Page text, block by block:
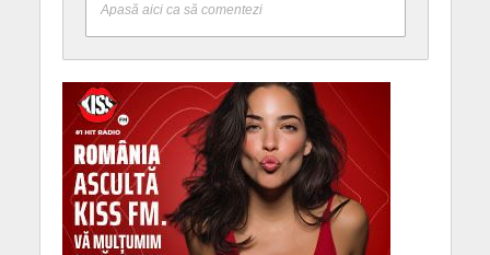
Apasă aici ca să comentezi